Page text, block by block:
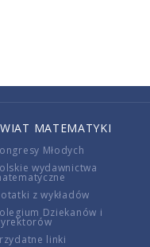
MATEMATYKI
Młodych
wydawnictwa
z wykładów
Dziekanów i
linki